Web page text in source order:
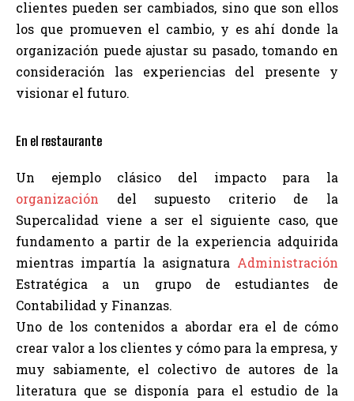
clientes pueden ser cambiados, sino que son ellos
los que promueven el cambio, y es ahí donde la
organización puede ajustar su pasado, tomando en
consideración las experiencias del presente y
visionar el futuro.
En el restaurante
Un ejemplo clásico del impacto para la
organización del supuesto criterio de la
Supercalidad viene a ser el siguiente caso, que
fundamento a partir de la experiencia adquirida
mientras impartía la asignatura Administración
Estratégica a un grupo de estudiantes de
Contabilidad y Finanzas.
Uno de los contenidos a abordar era el de cómo
crear valor a los clientes y cómo para la empresa, y
muy sabiamente, el colectivo de autores de la
literatura que se disponía para el estudio de la